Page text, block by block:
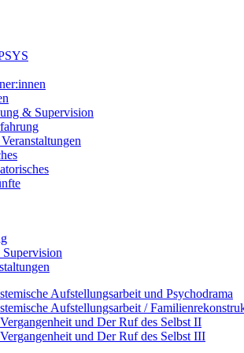
& Supervision
Aufstellungsarbeit und Psychodrama
Aufstellungsarbeit /
und Der Ruf des Selbst II
und Der Ruf des Selbst III